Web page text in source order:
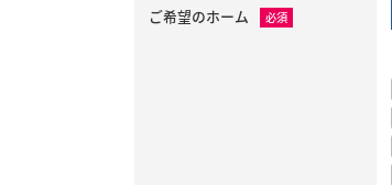
ご希望のホーム 必須